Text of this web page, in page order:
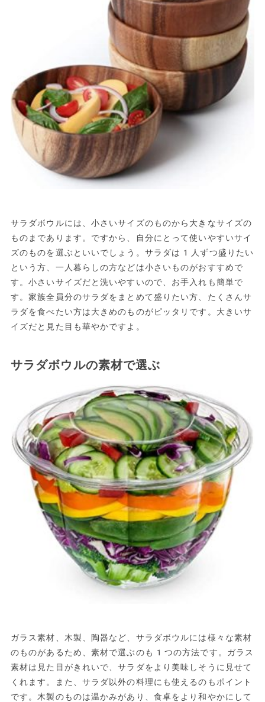
サラダボウルには、小さいサイズのものから大きなサイズの
ものまであります。ですから、自分にとって使いやすいサイ
ズのものを選ぶといいでしょう。サラダは1人ずつ盛りたい
という方、一人暮らしの方などは小さいものがおすすめで
す。小さいサイズだと洗いやすいので、お手入れも簡単で
す。家族全員分のサラダをまとめて盛りたい方、たくさんサ
ラダを食べたい方は大きめのものがピッタリです。大きいサ
イズだと見た目も華やかですよ。
サラダボウルの素材で選ぶ
ガラス素材、木製、陶器など、サラダボウルには様々な素材
のものがあるため、素材で選ぶのも1つの方法です。ガラス
素材は見た目がきれいで、サラダをより美味しそうに見せて
くれます。また、サラダ以外の料理にも使えるのもポイント
です。木製のものは温かみがあり、食卓をより和やかにして